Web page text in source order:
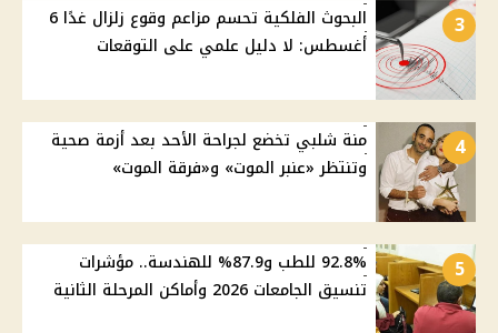
3
البحوث الفلكية تحسم مزاعم وقوع زلزال غدًا 6
أغسطس: لا دليل علمي على التوقعات
4
منة شلبي تخضع لجراحة الأحد بعد أزمة صحية
وتنتظر «عنبر الموت» و«فرقة الموت»
5
92.8% للطب و87.9% للهندسة.. مؤشرات
تنسيق الجامعات 2026 وأماكن المرحلة الثانية